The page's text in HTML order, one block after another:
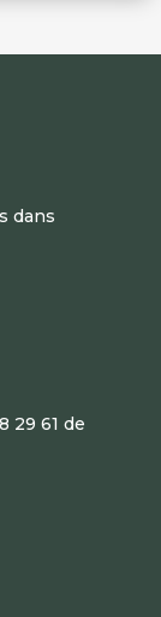
dans
29 61 de